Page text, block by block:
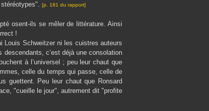
[p. 181 du rapport]
osent-ils se mêler de littérature. Ainsi
!
Louis Schweitzer ni les cuistres auteurs
c’est déjà une consolation
à l’universel ; peu leur chaut que
celle du temps qui passe, celle de
guettent. Peu leur chaut que Ronsard
"cueille le jour", autrement dit "profite